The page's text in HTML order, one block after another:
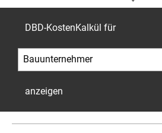
DBD-KostenKalkül für
anzeigen